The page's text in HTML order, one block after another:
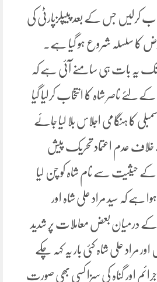
کرلیں جس کے بعد پیپلزپارٹی کی
کا سلسلہ شروع ہو گیا ہے۔
یہ بات ہی سامنے آئی ہے کہ
لئے ناصر شاہ کا انتخاب کرلیا گیا
کا ہنگامی اجلاس بلا لیا جائے
خلاف عدم اعتماد تحریک پیش
کے حیثیت سے نام شاہ کو چن لیا
ہے کہ سید مراد علی شاہ اور
کے درمیان بعض معاملات پر شدید
مراد علی شاہ کئی بار یہ کہہ چکے
اور گناہ کی سزا کسی بھی صورت